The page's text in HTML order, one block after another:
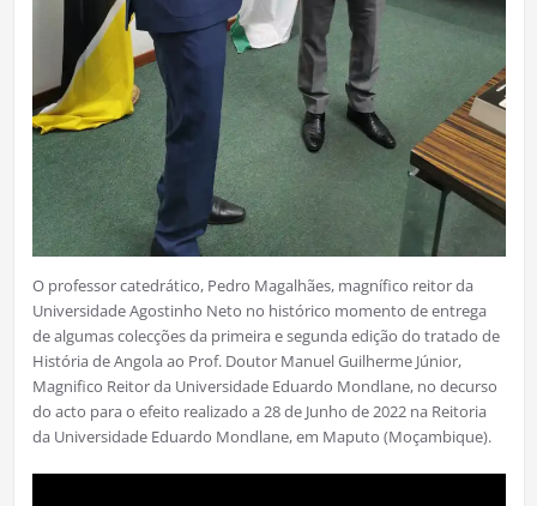
O professor catedrático, Pedro Magalhães, magnífico reitor da
Universidade Agostinho Neto no histórico momento de entrega
de algumas colecções da primeira e segunda edição do tratado de
História de Angola ao Prof. Doutor Manuel Guilherme Júnior,
Magnifico Reitor da Universidade Eduardo Mondlane, no decurso
do acto para o efeito realizado a 28 de Junho de 2022 na Reitoria
da Universidade Eduardo Mondlane, em Maputo (Moçambique).